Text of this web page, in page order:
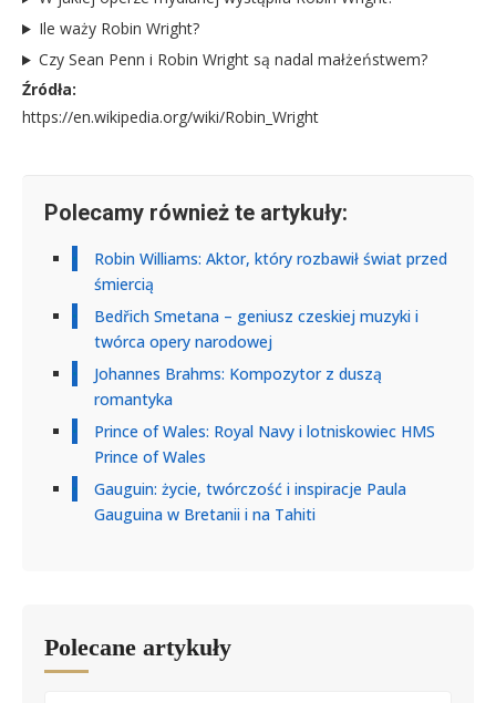
Ile waży Robin Wright?
Czy Sean Penn i Robin Wright są nadal małżeństwem?
Źródła:
https://en.wikipedia.org/wiki/Robin_Wright
Polecamy również te artykuły:
Robin Williams: Aktor, który rozbawił świat przed
śmiercią
Bedřich Smetana – geniusz czeskiej muzyki i
twórca opery narodowej
Johannes Brahms: Kompozytor z duszą
romantyka
Prince of Wales: Royal Navy i lotniskowiec HMS
Prince of Wales
Gauguin: życie, twórczość i inspiracje Paula
Gauguina w Bretanii i na Tahiti
Polecane artykuły